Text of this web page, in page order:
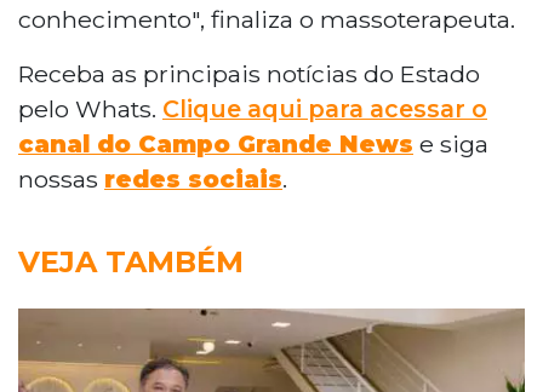
conhecimento", finaliza o massoterapeuta.
Receba as principais notícias do Estado
pelo Whats. Clique aqui para acessar o
canal do Campo Grande News e siga
nossas redes sociais.
VEJA TAMBÉM